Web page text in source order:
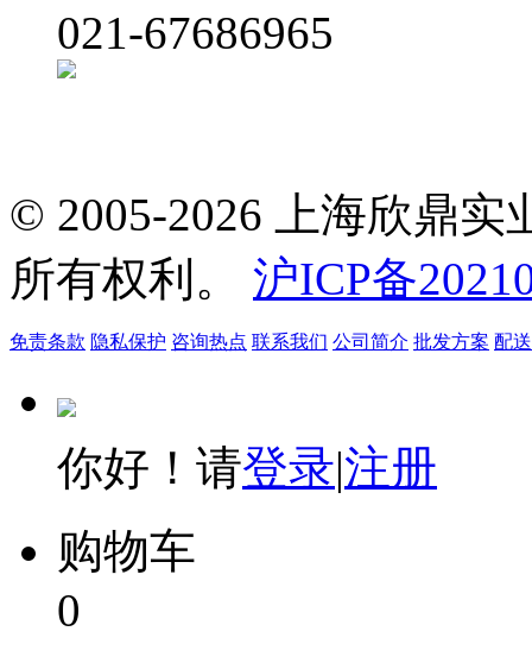
021-67686965
© 2005-2026 上海欣鼎
所有权利。 沪ICP备
免责条款 隐私保护 咨询热点 联系我们 公司简介 批发方案 配
你好！请登录|注册
购物车
0